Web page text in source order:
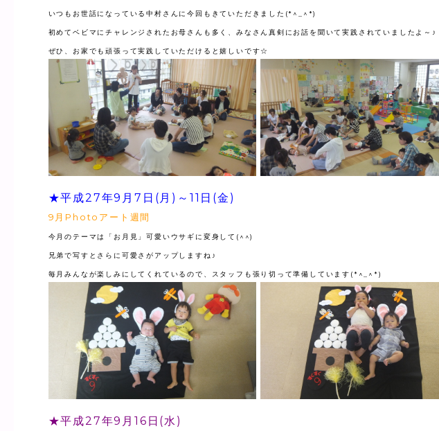
いつもお世話になっている中村さんに今回もきていただきました(*^_^*)
初めてベビマにチャレンジされたお母さんも多く、みなさん真剣にお話を聞いて実践されていましたよ～♪
ぜひ、お家でも頑張って実践していただけると嬉しいです☆
★平成27年9月7日(月)～11日(金)
9月Photoアート週間
今月のテーマは「お月見」可愛いウサギに変身して(^^)
兄弟で写すとさらに可愛さがアップしますね♪
毎月みんなが楽しみにしてくれているので、スタッフも張り切って準備しています(*^_^*)
★平成27年9月16日(水)